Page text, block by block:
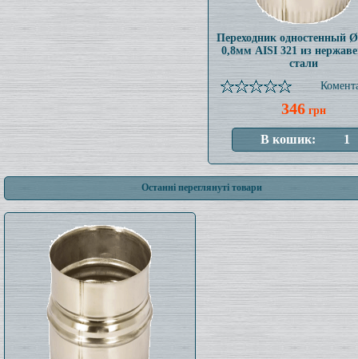
Переходник одностенный
0,8мм AISI 321 из
стали
346 грн
Останні переглянуті товари